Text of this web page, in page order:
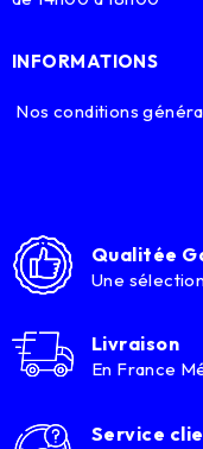
INFORMATIONS
Nos conditions
Qualitée
Une
Livraison
En France
Service